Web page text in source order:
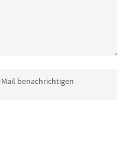
benachrichtigen